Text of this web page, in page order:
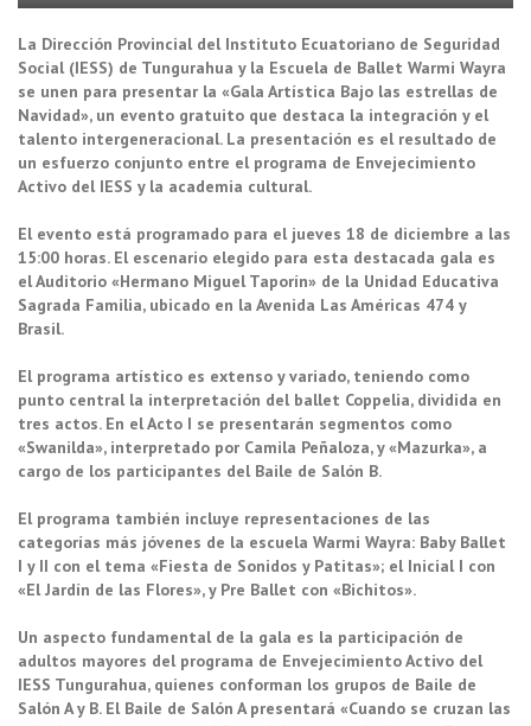
La Dirección Provincial del Instituto Ecuatoriano de Seguridad
Social (IESS) de Tungurahua y la Escuela de Ballet Warmi Wayra
se unen para presentar la «Gala Artística Bajo las estrellas de
Navidad», un evento gratuito que destaca la integración y el
talento intergeneracional. La presentación es el resultado de
un esfuerzo conjunto entre el programa de Envejecimiento
Activo del IESS y la academia cultural.
El evento está programado para el jueves 18 de diciembre a las
15:00 horas. El escenario elegido para esta destacada gala es
el Auditorio «Hermano Miguel Taporín» de la Unidad Educativa
Sagrada Familia, ubicado en la Avenida Las Américas 474 y
Brasil.
El programa artístico es extenso y variado, teniendo como
punto central la interpretación del ballet Coppelia, dividida en
tres actos. En el Acto I se presentarán segmentos como
«Swanilda», interpretado por Camila Peñaloza, y «Mazurka», a
cargo de los participantes del Baile de Salón B.
El programa también incluye representaciones de las
categorías más jóvenes de la escuela Warmi Wayra: Baby Ballet
I y II con el tema «Fiesta de Sonidos y Patitas»; el Inicial I con
«El Jardín de las Flores», y Pre Ballet con «Bichitos».
Un aspecto fundamental de la gala es la participación de
adultos mayores del programa de Envejecimiento Activo del
IESS Tungurahua, quienes conforman los grupos de Baile de
Salón A y B. El Baile de Salón A presentará «Cuando se cruzan las